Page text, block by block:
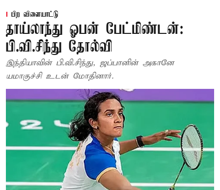
பிற விளையாட்டு
தாய்லாந்து ஓபன் பேட்மிண்டன்:
பி.வி.சிந்து தோல்வி
இந்தியாவின் பி.வி.சிந்து, ஜப்பானின் அகானே
யமாகுச்சி உடன் மோதினார்.